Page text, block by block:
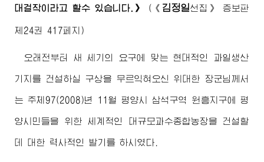
대걸작이라고 할수 있습니다.》 ( 《 김정일선집》 증보판
제24권 417페지)
오래전부터 새 세기의 요구에 맞는 현대적인 과일생산
기지를 건설하실 구상을 무르익혀오신위대한 장군님께서
는 주체97(2008)년 11월 평양시 삼석구역 원흥지구에 평
양시민들을 위한 세계적인 대규모과수종합농장을 건설할
데 대한 력사적인 발기를 하시였다.